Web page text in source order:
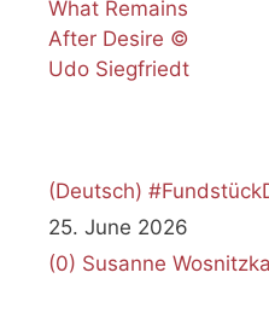
(Deutsch)
25. June 2026
(0) Susanne Wosnitzka